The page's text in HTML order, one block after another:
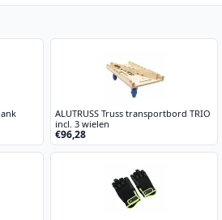
ALUTRUSS Truss transportbord TRIO
incl. 3 wielen
€96,28